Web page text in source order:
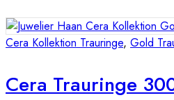
Cera Kollektion Trauringe, Gold
Cera Trauringe